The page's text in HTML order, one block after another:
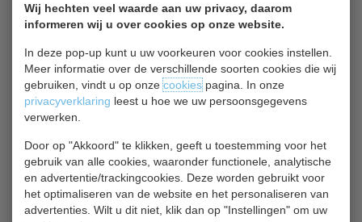
Wij hechten veel waarde aan uw privacy, daarom
informeren wij u over cookies op onze website.
In deze pop-up kunt u uw voorkeuren voor cookies instellen.
Meer informatie over de verschillende soorten cookies die wij
gebruiken, vindt u op onzecookiespagina. In onze
privacyverklaring leest u hoe we uw persoonsgegevens
verwerken.
Door op "Akkoord" te klikken, geeft u toestemming voor het
gebruik van alle cookies, waaronder functionele, analytische
en advertentie/trackingcookies. Deze worden gebruikt voor
het optimaliseren van de website en het personaliseren van
advertenties. Wilt u dit niet, klik dan op "Instellingen" om uw
Voeg een vleugje kleur aan uw tafel toe met dit aanbod
van modern gekleurd hotelporselein.
Duurzaam, chipbestendig en veelzijdig.
Oven, magnetron en vaatwasmachinebestendig.
Alle genoemde prijzen zijn per verpakkingseenheid.